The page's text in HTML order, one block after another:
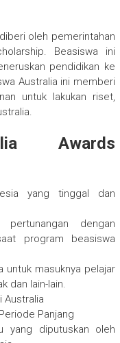
oleh pemerintahan
Beasiswa ini
pendidikan ke
Australia ini memberi
untuk lakukan riset,
Awards
yang tinggal dan
dengan
program beasiswa
untuk masuknya pelajar
dan lain-lain.
Australia
Panjang
yang diputuskan oleh